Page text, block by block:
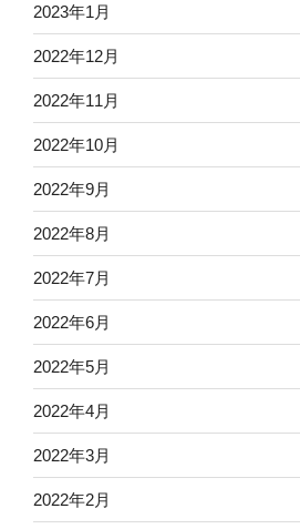
2023年1月
2022年12月
2022年11月
2022年10月
2022年9月
2022年8月
2022年7月
2022年6月
2022年5月
2022年4月
2022年3月
2022年2月